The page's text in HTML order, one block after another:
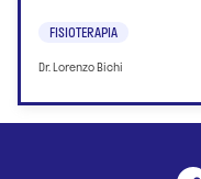
FISIOTERAPIA
Dr. Lorenzo Bichi